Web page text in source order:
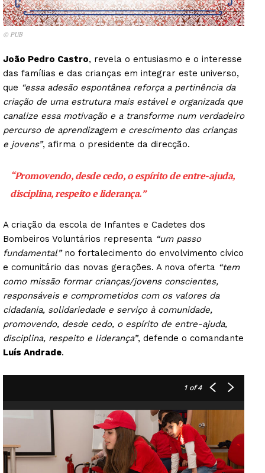
© PUB
João Pedro Castro, revela o entusiasmo e o interesse
das famílias e das crianças em integrar este universo,
que “essa adesão espontânea reforça a pertinência da
criação de uma estrutura mais estável e organizada que
canalize essa motivação e a transforme num verdadeiro
percurso de aprendizagem e crescimento das crianças
e jovens”, afirma o presidente da direcção.
“Promovendo, desde cedo, o espírito de entre-ajuda,
disciplina, respeito e liderança.”
A criação da escola de Infantes e Cadetes dos
Bombeiros Voluntários representa “um passo
fundamental”no fortalecimento do envolvimento cívico
e comunitário das novas gerações. A nova oferta “tem
como missão formar crianças/jovens conscientes,
responsáveis e comprometidos com os valores da
cidadania, solidariedade e serviço à comunidade,
promovendo, desde cedo, o espírito de entre-ajuda,
disciplina, respeito e liderança”, defende o comandante
Luís Andrade.
1 of 4